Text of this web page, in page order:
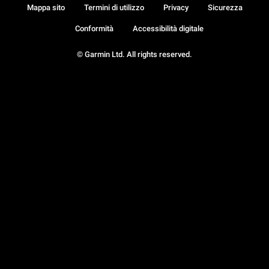
© Garmin Ltd. All rights reserved.
Mappa sito Termini di utilizzo Privacy Sicurezza
Conformità Accessibilità digitale